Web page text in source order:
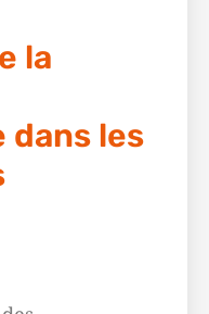
la
dans les